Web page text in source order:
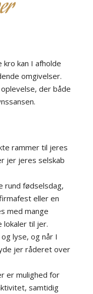
kro kan I afholde
omgivelser.
der både
rammer til jeres
jer jeres selskab
rund fødselsdag,
eller en
med mange
til jer.
lyse, og når I
jer råderet over
er mulighed for
samtidig